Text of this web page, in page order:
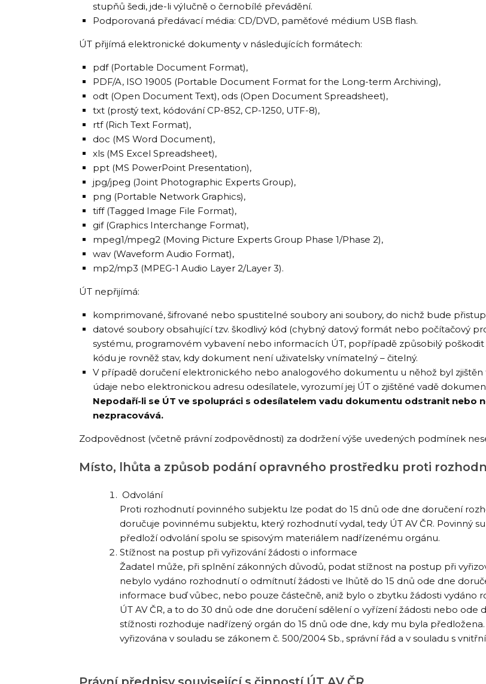
stupňů šedi, jde-li výlučně o černobílé převádění.
Podporovaná předávací média: CD/DVD, paměťové médium USB flash.
ÚT přijímá elektronické dokumenty v následujících formátech:
pdf (Portable Document Format),
PDF/A, ISO 19005 (Portable Document Format for the Long-term Archiving),
odt (Open Document Text), ods (Open Document Spreadsheet),
txt (prostý text, kódování CP-852, CP-1250, UTF-8),
rtf (Rich Text Format),
doc (MS Word Document),
xls (MS Excel Spreadsheet),
ppt (MS PowerPoint Presentation),
jpg/jpeg (Joint Photographic Experts Group),
png (Portable Network Graphics),
tiff (Tagged Image File Format),
gif (Graphics Interchange Format),
mpeg1/mpeg2 (Moving Picture Experts Group Phase 1/Phase 2),
wav (Waveform Audio Format),
mp2/mp3 (MPEG-1 Audio Layer 2/Layer 3).
ÚT nepřijímá:
komprimované, šifrované nebo spustitelné soubory ani soubory, do nichž bude
datové soubory obsahující tzv. škodlivý kód (chybný datový formát nebo počítačový
systému, programovém vybavení nebo informacích ÚT, popřípadě způsobilý
kódu je rovněž stav, kdy dokument není uživatelsky vnímatelný – čitelný.
V případě doručení elektronického nebo analogového dokumentu u něhož byl zjištěn
údaje nebo elektronickou adresu odesílatele, vyrozumí jej ÚT o zjištěné vadě
Nepodaří-li se ÚT ve spolupráci s odesílatelem vadu dokumentu odstranit nebo
nezpracovává.
Zodpovědnost (včetně právní zodpovědnosti) za dodržení výše uvedených podmínek
Místo, lhůta a způsob podání opravného prostředku proti
Odvolání
Proti rozhodnutí povinného subjektu lze podat do 15 dnů ode dne doručení
doručuje povinnému subjektu, který rozhodnutí vydal, tedy ÚT AV ČR. Povinný
předloží odvolání spolu se spisovým materiálem nadřízenému orgánu.
Stížnost na postup při vyřizování žádosti o informace
Žadatel může, při splnění zákonných důvodů, podat stížnost na postup při
nebylo vydáno rozhodnutí o odmítnutí žádosti ve lhůtě do 15 dnů ode dne
informace buď vůbec, nebo pouze částečně, aniž bylo o zbytku žádosti
ÚT AV ČR, a to do 30 dnů ode dne doručení sdělení o vyřízení žádosti nebo
stížnosti rozhoduje nadřízený orgán do 15 dnů ode dne, kdy mu byla
vyřizována v souladu se zákonem č. 500/2004 Sb., správní řád a v souladu s